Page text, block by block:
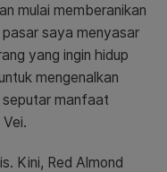
mulai memberanikan
pasar saya menyasar
yang ingin hidup
mengenalkan
manfaat
Kini, Red Almond